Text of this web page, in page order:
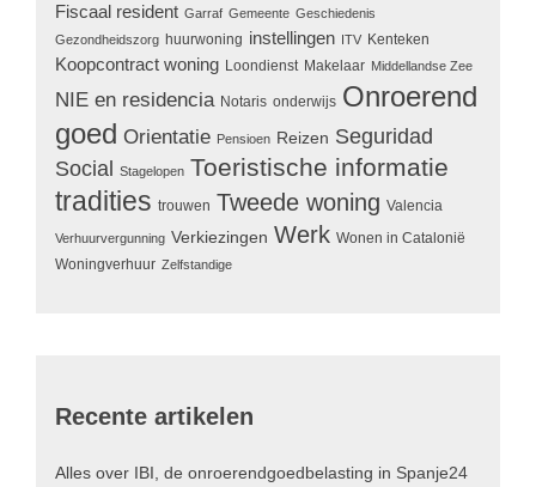
Fiscaal resident Garraf Gemeente Geschiedenis
Gezondheidszorg huurwoning instellingen ITV Kenteken
Koopcontract woning Loondienst Makelaar Middellandse Zee
NIE en residencia Notaris onderwijs Onroerend
goed Orientatie Pensioen Reizen Seguridad
Social Stagelopen Toeristische informatie
tradities trouwen Tweede woning Valencia
Verhuurvergunning Verkiezingen Werk Wonen in Catalonië
Woningverhuur Zelfstandige
Recente artikelen
Alles over IBI, de onroerendgoedbelasting in Spanje24